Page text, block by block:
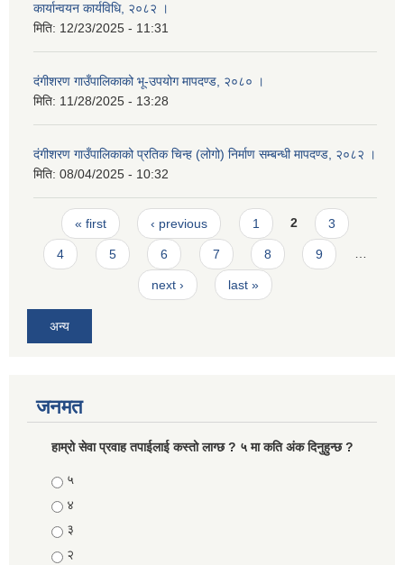
कार्यान्वयन कार्यविधि, २०८२ ।
मिति: 12/23/2025 - 11:31
दंगीशरण गाउँपालिकाको भू-उपयोग मापदण्ड, २०८० ।
मिति: 11/28/2025 - 13:28
दंगीशरण गाउँपालिकाको प्रतिक चिन्ह (लोगो) निर्माण सम्बन्धी मापदण्ड, २०८२ ।
मिति: 08/04/2025 - 10:32
Pages
« first ‹ previous 1 2 3
4 5 6 7 8 9 …
next › last »
अन्य
जनमत
हाम्रो सेवा प्रवाह तपाईलाई कस्तो लाग्छ ? ५ मा कति अंक दिनुहुन्छ ?
Choices
५
४
३
२